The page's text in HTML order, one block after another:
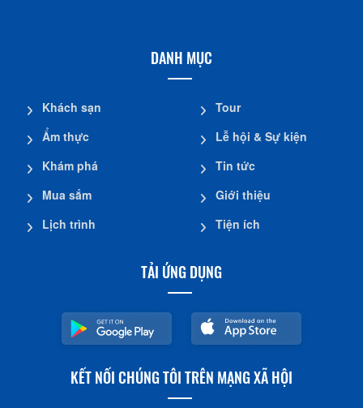
DANH MỤC
Khách sạn
Ẩm thực
Khám phá
Mua sắm
Lịch trình
Tour
Lễ hội & Sự kiện
Tin tức
Giới thiệu
Tiện ích
TẢI ỨNG DỤNG
KẾT NỐI CHÚNG TÔI TRÊN MẠNG XÃ HỘI